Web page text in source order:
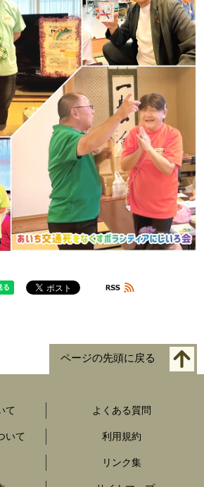
ページの先頭に戻る
て よくある質問
いて 利用規約
リンク集